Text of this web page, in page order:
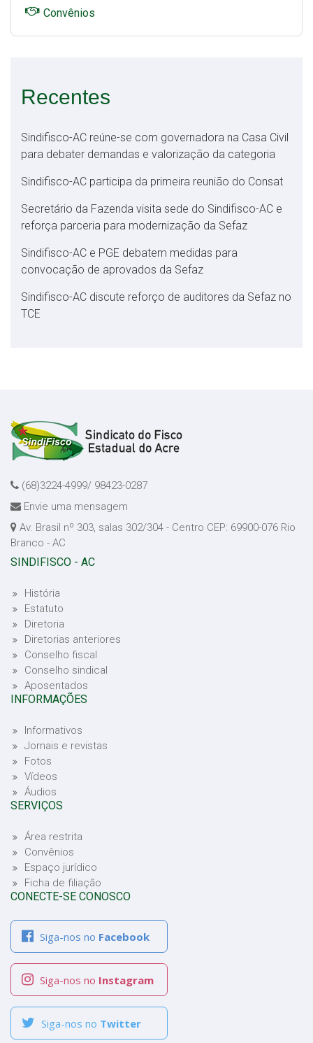
Convênios
Recentes
Sindifisco-AC reúne-se com governadora na Casa Civil
para debater demandas e valorização da categoria
Sindifisco-AC participa da primeira reunião do Consat
Secretário da Fazenda visita sede do Sindifisco-AC e
reforça parceria para modernização da Sefaz
Sindifisco-AC e PGE debatem medidas para
convocação de aprovados da Sefaz
Sindifisco-AC discute reforço de auditores da Sefaz no
TCE
(68)3224-4999/ 98423-0287
Envie uma mensagem
Av. Brasil nº 303, salas 302/304 - Centro CEP: 69900-076 Rio
Branco - AC
SINDIFISCO - AC
História
Estatuto
Diretoria
Diretorias anteriores
Conselho fiscal
Conselho sindical
Aposentados
INFORMAÇÕES
Informativos
Jornais e revistas
Fotos
Vídeos
Áudios
SERVIÇOS
Área restrita
Convênios
Espaço jurídico
Ficha de filiação
CONECTE-SE CONOSCO
Siga-nos no Facebook
Siga-nos no Instagram
Siga-nos no Twitter